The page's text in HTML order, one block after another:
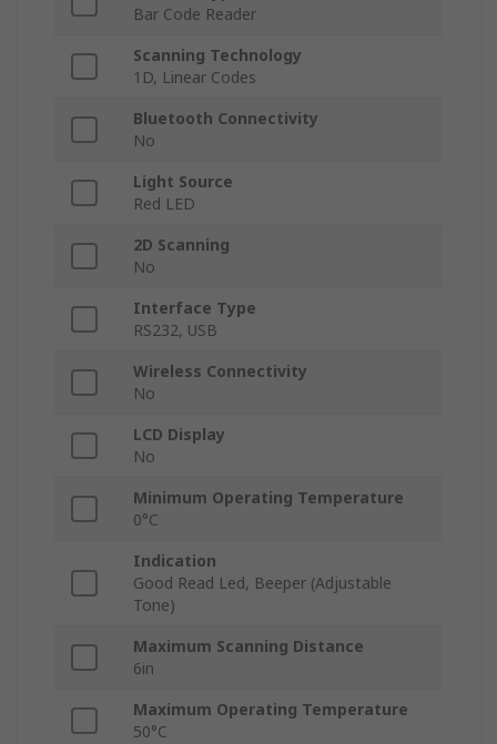
Bar Code Reader
Scanning Technology
1D, Linear Codes
Bluetooth Connectivity
No
Light Source
Red LED
2D Scanning
No
Interface Type
RS232, USB
Wireless Connectivity
No
LCD Display
No
Minimum Operating Temperature
0°C
Indication
Good Read Led, Beeper (Adjustable
Tone)
Maximum Scanning Distance
6in
Maximum Operating Temperature
50°C